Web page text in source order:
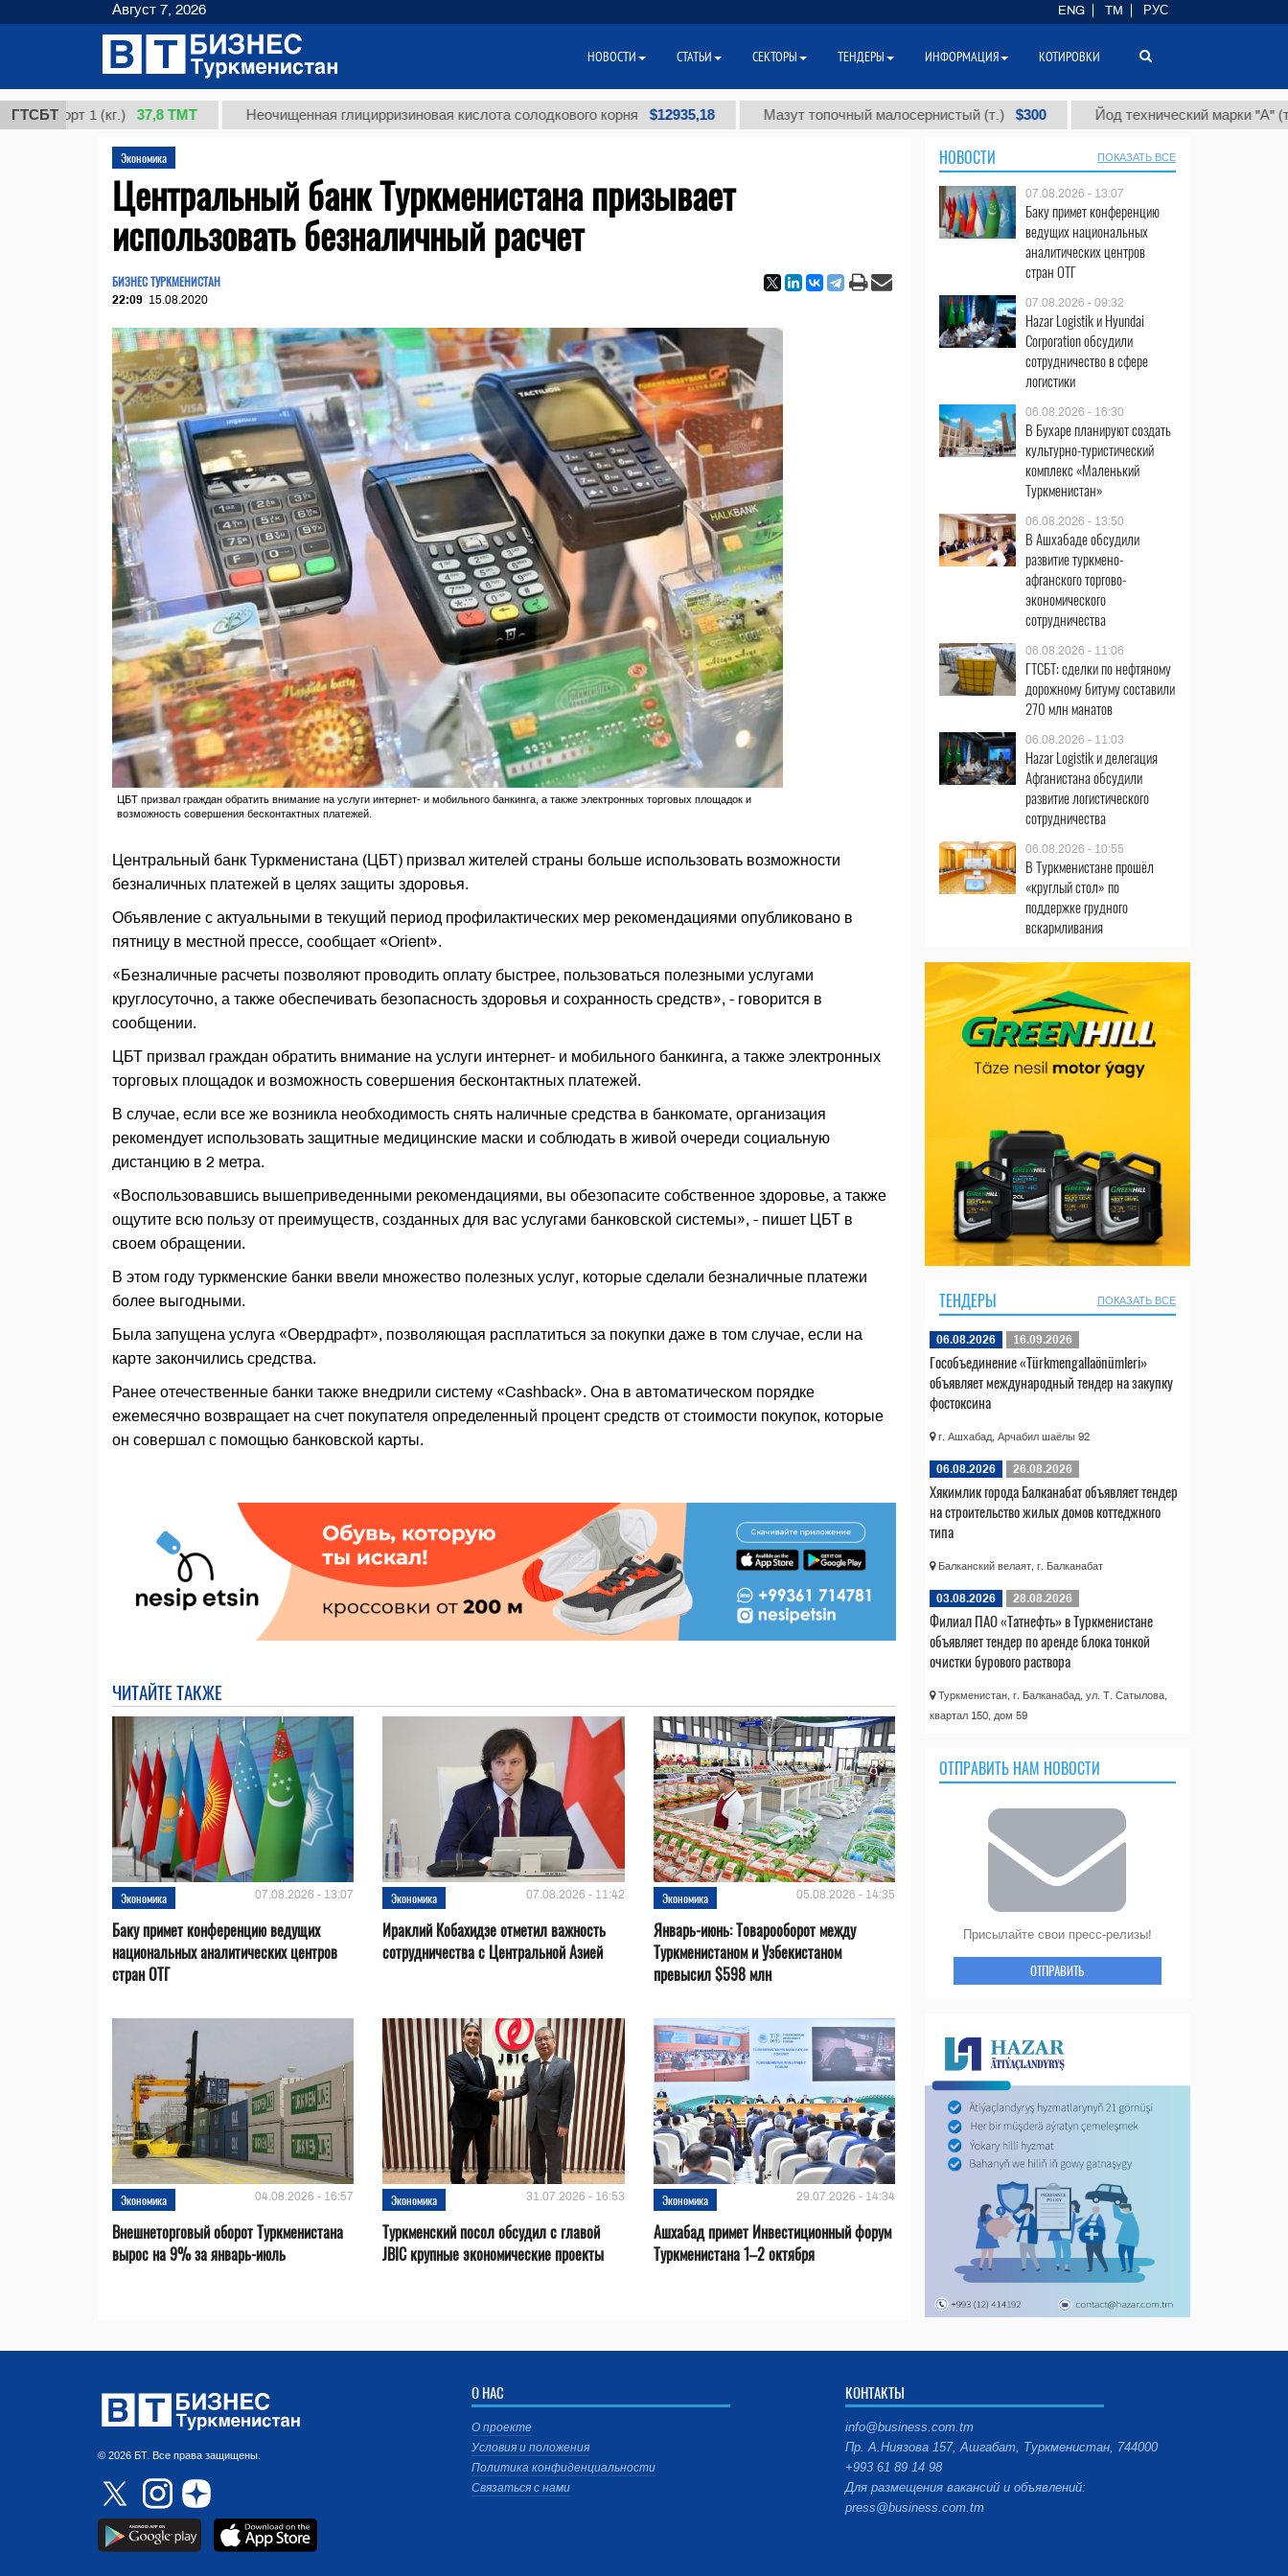
ГТСБТ
сорт 1 (кг.) 37,8 ТМТ Неочищенная глицирризиновая кислота солодкового корня $12935,18 Мазут топочный малосернистый (т.) $300 Йод технический марки "А" (т.)
Экономика
Центральный банк Туркменистана призывает
использовать безналичный расчет
БИЗНЕС ТУРКМЕНИСТАН
22:09 15.08.2020
ЦБТ призвал граждан обратить внимание на услуги интернет- и мобильного банкинга, а также электронных торговых площадок и
возможность совершения бесконтактных платежей.
Центральный банк Туркменистана (ЦБТ) призвал жителей страны больше использовать возможности
безналичных платежей в целях защиты здоровья.
Объявление с актуальными в текущий период профилактических мер рекомендациями опубликовано в
пятницу в местной прессе, сообщает «Orient».
«Безналичные расчеты позволяют проводить оплату быстрее, пользоваться полезными услугами
круглосуточно, а также обеспечивать безопасность здоровья и сохранность средств», - говорится в
сообщении.
ЦБТ призвал граждан обратить внимание на услуги интернет- и мобильного банкинга, а также электронных
торговых площадок и возможность совершения бесконтактных платежей.
В случае, если все же возникла необходимость снять наличные средства в банкомате, организация
рекомендует использовать защитные медицинские маски и соблюдать в живой очереди социальную
дистанцию в 2 метра.
«Воспользовавшись вышеприведенными рекомендациями, вы обезопасите собственное здоровье, а также
ощутите всю пользу от преимуществ, созданных для вас услугами банковской системы», - пишет ЦБТ в
своем обращении.
В этом году туркменские банки ввели множество полезных услуг, которые сделали безналичные платежи
более выгодными.
Была запущена услуга «Овердрафт», позволяющая расплатиться за покупки даже в том случае, если на
карте закончились средства.
Ранее отечественные банки также внедрили систему «Cashback». Она в автоматическом порядке
ежемесячно возвращает на счет покупателя определенный процент средств от стоимости покупок, которые
он совершал с помощью банковской карты.
ЧИТАЙТЕ ТАКЖЕ
Экономика 07.08.2026 - 13:07
Баку примет конференцию ведущих
национальных аналитических центров
стран ОТГ
Экономика 07.08.2026 - 11:42
Ираклий Кобахидзе отметил важность
сотрудничества с Центральной Азией
Экономика 05.08.2026 - 14:35
Январь-июнь: Товарооборот между
Туркменистаном и Узбекистаном
превысил $598 млн
Экономика 04.08.2026 - 16:57
Внешнеторговый оборот Туркменистана
вырос на 9% за январь-июль
Экономика 31.07.2026 - 16:53
Туркменский посол обсудил с главой
JBIC крупные экономические проекты
Экономика 29.07.2026 - 14:34
Ашхабад примет Инвестиционный форум
Туркменистана 1–2 октября
НОВОСТИ ПОКАЗАТЬ ВСЕ
07.08.2026 - 13:07
Баку примет конференцию
ведущих национальных
аналитических центров
стран ОТГ
07.08.2026 - 09:32
Hazar Logistik и Hyundai
Corporation обсудили
сотрудничество в сфере
логистики
06.08.2026 - 16:30
В Бухаре планируют создать
культурно-туристический
комплекс «Маленький
Туркменистан»
06.08.2026 - 13:50
В Ашхабаде обсудили
развитие туркмено-
афганского торгово-
экономического
сотрудничества
06.08.2026 - 11:06
ГТСБТ: сделки по нефтяному
дорожному битуму составили
270 млн манатов
06.08.2026 - 11:03
Hazar Logistik и делегация
Афганистана обсудили
развитие логистического
сотрудничества
06.08.2026 - 10:55
В Туркменистане прошёл
«круглый стол» по
поддержке грудного
вскармливания
ТЕНДЕРЫ ПОКАЗАТЬ ВСЕ
06.08.2026 16.09.2026
Гособъединение «Türkmengallaönümleri»
объявляет международный тендер на закупку
фостоксина
г. Ашхабад, Арчабил шаёлы 92
06.08.2026 26.08.2026
Хякимлик города Балканабат объявляет тендер
на строительство жилых домов коттеджного
типа
Балканский велаят, г. Балканабат
03.08.2026 28.08.2026
Филиал ПАО «Татнефть» в Туркменистане
объявляет тендер по аренде блока тонкой
очистки бурового раствора
Туркменистан, г. Балканабад, ул. Т. Сатылова,
квартал 150, дом 59
ОТПРАВИТЬ НАМ НОВОСТИ
Присылайте свои пресс-релизы!
ОТПРАВИТЬ
© 2026 БТ. Все права защищены.
О НАС
О проекте
Условия и положения
Политика конфиденциальности
Связаться с нами
КОНТАКТЫ
info@business.com.tm
Пр. А.Ниязова 157, Ашгабат, Туркменистан, 744000
+993 61 89 14 98
Для размещения вакансий и объявлений:
press@business.com.tm
Август 7, 2026 ENG TM РУС
НОВОСТИ СТАТЬИ СЕКТОРЫ ТЕНДЕРЫ ИНФОРМАЦИЯ КОТИРОВКИ